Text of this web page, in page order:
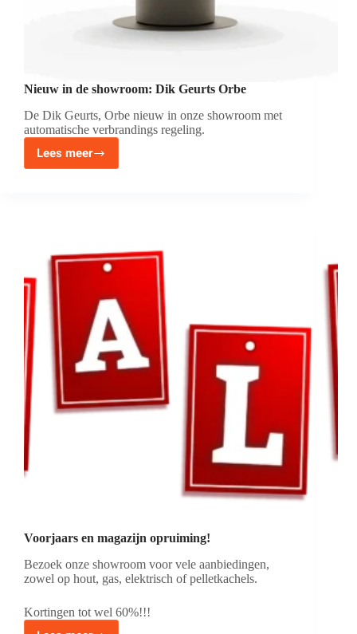
Nieuw in de showroom: Dik Geurts Orbe
De Dik Geurts, Orbe nieuw in onze showroom met
automatische verbrandings regeling.
Lees meer
Nieuw
in
Voorjaars en magazijn opruiming!
Bezoek onze showroom voor vele aanbiedingen,
zowel op hout, gas, elektrisch of pelletkachels.
Kortingen tot wel 60%!!!